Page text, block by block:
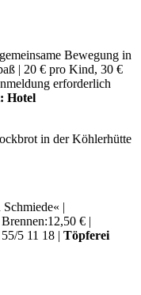
Bewegung in
| 20 € pro Kind, 30 €
erforderlich
Hotel
in der Köhlerhütte
|
€ |
5 11 18 | Töpferei